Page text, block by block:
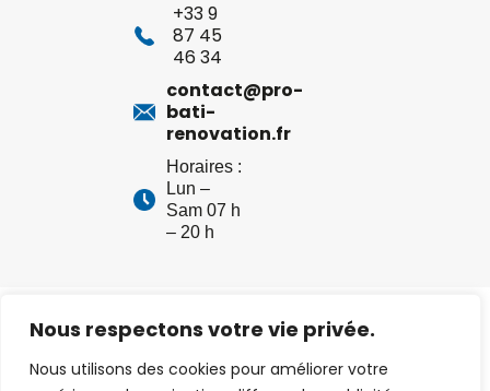
Nous respectons votre vie privée.
Nous utilisons des cookies pour améliorer votre
+33 9
87 45
46 34
contact@pro-
bati-
renovation.fr
Horaires :
Lun –
Sam 07 h
– 20 h
Strategy